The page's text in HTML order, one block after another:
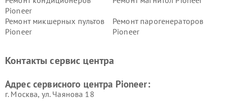
Pioneer
Ремонт микшерных пультов
Pioneer
Ремонт парогенераторов
Pioneer
Контакты сервис центра
Адрес сервисного центра Pioneer:
г. Москва, ул. Чаянова 18